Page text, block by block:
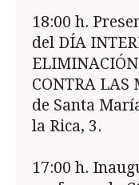
18:00 h.
del DÍA
CONTRA LAS
de Santa
la Rica, 3.
17:00 h.